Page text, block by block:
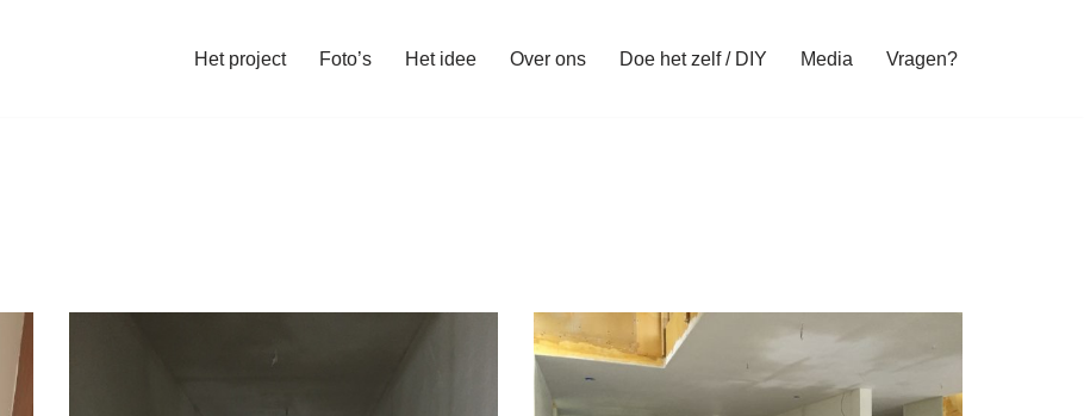
Het project Foto’s Het idee Over ons Doe het zelf / DIY Media Vragen?